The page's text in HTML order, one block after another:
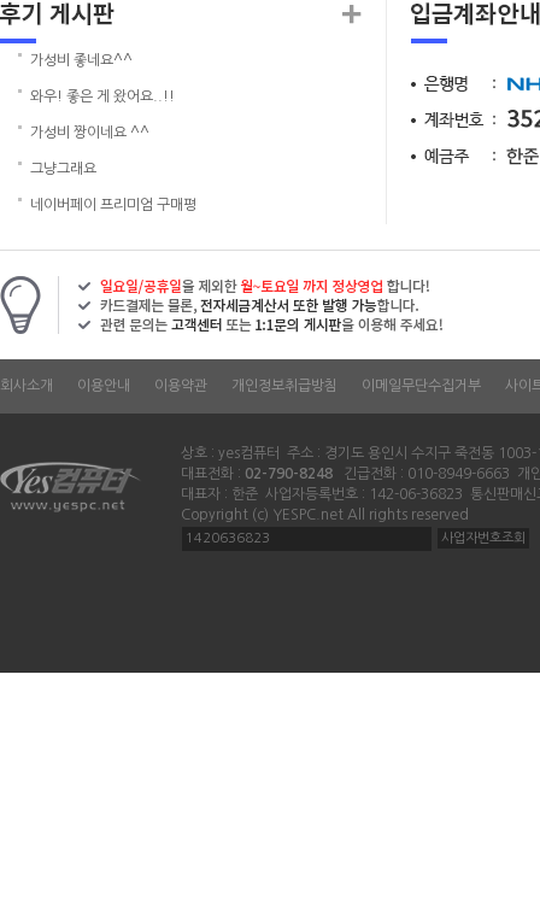
가성비 좋네요^^
와우! 좋은 게 왔어요..!!
가성비 짱이네요 ^^
그냥그래요
네이버페이 프리미엄 구매평
회사소개 이용안내 이용약관 개인정보취급방침 이메일무단수집거부 사이
상호 : yes컴퓨터 주소 : 경기도 용인시 수지구 죽전동
대표전화 : 02-790-8248
긴급전화 : 010-8949-6663 개
대표자 : 한준 사업자등록번호 : 142-06-36823 통신판매
Copyright (c) YESPC.net All rights reserved